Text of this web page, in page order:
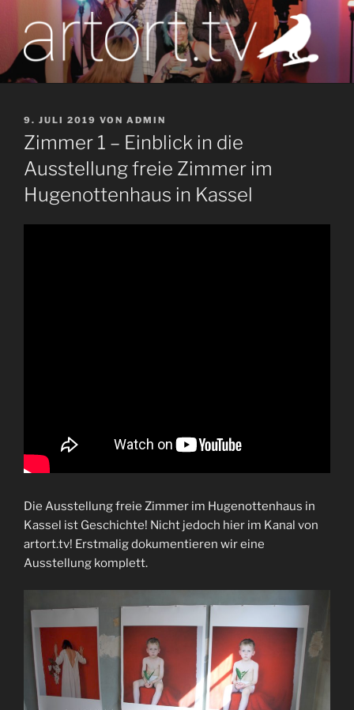
Inhalt
springen
artort.tv
Berichte vom Tatort der Kunst
VERÖFFENTLICHT
AM
9. JULI 2019 VON ADMIN
Zimmer 1 – Einblick in die
Ausstellung freie Zimmer im
Hugenottenhaus in Kassel
Die Ausstellung freie Zimmer im Hugenottenhaus in
Kassel ist Geschichte! Nicht jedoch hier im Kanal von
artort.tv! Erstmalig dokumentieren wir eine
Ausstellung komplett.